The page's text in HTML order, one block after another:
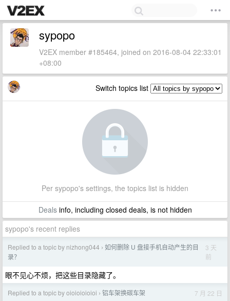
sypopo
V2EX member #185464, joined on 2016-08-04 22:33:01
+08:00
Switch topics list
Per sypopo's settings, the topics list is hidden
Dealsinfo, including closed deals, is not hidden
sypopo's recent replies
Replied to a topic by nizhong044 › 如何删除 U 盘接手机自动产生的目
录？
3 天
前
眼不见心不烦，把这些目录隐藏了。
Replied to a topic by oioioioioioi › 铝车架换碳车架 7 月 22 日